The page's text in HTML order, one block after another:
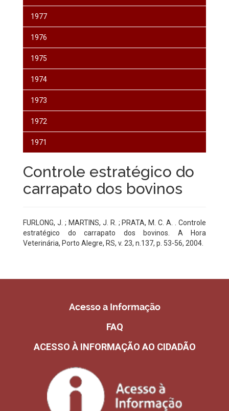
1977
1976
1975
1974
1973
1972
1971
Controle estratégico do
carrapato dos bovinos
FURLONG, J. ; MARTINS, J. R. ; PRATA, M. C. A. . Controle
estratégico do carrapato dos bovinos. A Hora
Veterinária, Porto Alegre, RS, v. 23, n.137, p. 53-56, 2004.
Acesso a Informação
FAQ
ACESSO À INFORMAÇÃO AO CIDADÃO